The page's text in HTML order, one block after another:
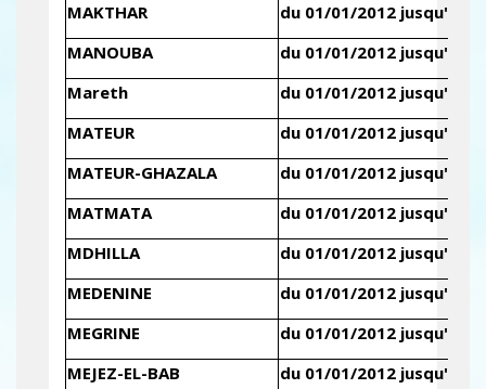
MAKTHAR
du 01/01/2012 jusqu'au
MANOUBA
du 01/01/2012 jusqu'au
Mareth
du 01/01/2012 jusqu'au
MATEUR
du 01/01/2012 jusqu'au
MATEUR-GHAZALA
du 01/01/2012 jusqu'au
MATMATA
du 01/01/2012 jusqu'au
MDHILLA
du 01/01/2012 jusqu'au
MEDENINE
du 01/01/2012 jusqu'au
MEGRINE
du 01/01/2012 jusqu'au
MEJEZ-EL-BAB
du 01/01/2012 jusqu'au